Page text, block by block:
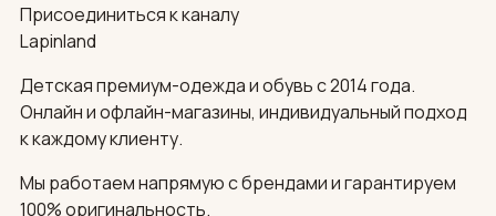
Присоединиться к каналу
Lapinland
Детская премиум-одежда и обувь с 2014 года.
Онлайн и офлайн-магазины, индивидуальный подход
к каждому клиенту.
Мы работаем напрямую с брендами и гарантируем
100% оригинальность.